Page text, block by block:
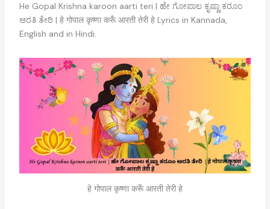
He Gopal Krishna karoon aarti teri | ಹೇ ಗೋಪಾಲ ಕೃಷ್ಣಾ ಕರೂಂ
ಆರತಿ ತೇರಿ | हे गोपाल कृष्णा करूँ आरती तेरी हे Lyrics in Kannada,
English and in Hindi.
हे गोपाल कृष्णा करूँ आरती तेरी हे